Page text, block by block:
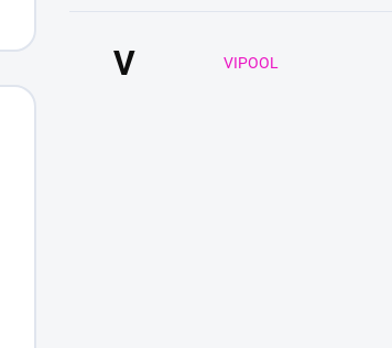
V VIPOOL